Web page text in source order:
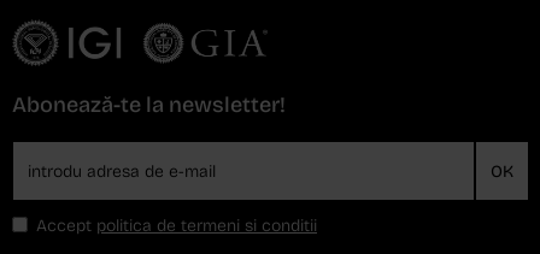
Abonează-te la newsletter!
OK
Accept politica de termeni si conditii